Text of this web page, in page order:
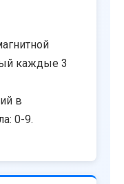
каждые 3
в
0-9.